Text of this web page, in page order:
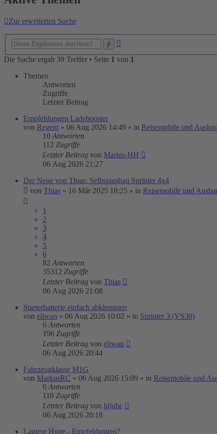
Zur erweiterten Suche
Die Suche ergab 39 Treffer • Seite 1 von 1
Themen
Antworten
Zugriffe
Letzter Beitrag
Empfehlungen Ladebooster
von Regent » 06 Aug 2026 14:49 » in Reisemobile und
10 Antworten
112 Zugriffe
Letzter Beitrag von Marius-HH
06 Aug 2026 21:27
Der Neue von Thias: Selbstausbau Sprinter 4x4
von Thias » 16 Mär 2025 18:25 » in Reisemobile und
1
2
3
4
5
6
82 Antworten
35312 Zugriffe
Letzter Beitrag von Thias
06 Aug 2026 21:08
Starterbatterie einfach abklemmen
von eliwan » 06 Aug 2026 10:02 » in Sprinter 3 (VS30)
6 Antworten
196 Zugriffe
Letzter Beitrag von eliwan
06 Aug 2026 20:44
Fahrzeugklasse M1G
von MarkusRC » 06 Aug 2026 15:09 » in Reisemobile und
6 Antworten
110 Zugriffe
Letzter Beitrag von hljube
06 Aug 2026 20:18
Lautere Hupe - Empfehlungen?